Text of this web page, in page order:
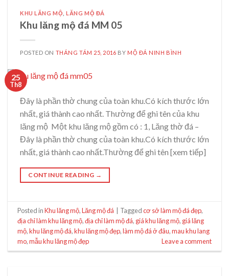
KHU LĂNG MỘ ,LĂNG MỘ ĐÁ
Khu lăng mộ đá MM 05
POSTED ON THÁNG TÁM 25, 2016 BY MỘ ĐÁ NINH BÌNH
25
Th8
Đây là phần thờ chung của toàn khu.Có kích thước lớn
nhất, giá thành cao nhất. Thường để ghi tên của khu
lăng mộ Một khu lăng mộ gồm có : 1, Lăng thờ đá –
Đây là phần thờ chung của toàn khu.Có kích thước lớn
nhất, giá thành cao nhất.Thường để ghi tên [xem tiếp]
CONTINUE READING →
Posted inKhu lăng mộ,Lăng mộ đá Taggedcơ sở làm mộ đá đẹp,
địa chỉ làm khu lăng mộ,địa chỉ làm mộ đá, giá khu lăng mộ, giá lăng
mộ,khu lăng mộ đá,khu lăng mộ đẹp,làm mộ đá ở đâu,mau khu lang
mo,mẫu khu lăng mộ đẹp Leave a comment